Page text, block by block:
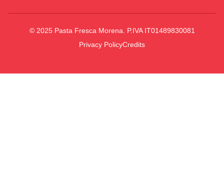
© 2025 Pasta Fresca Morena. P.IVA IT01489830081
Privacy PolicyCredits